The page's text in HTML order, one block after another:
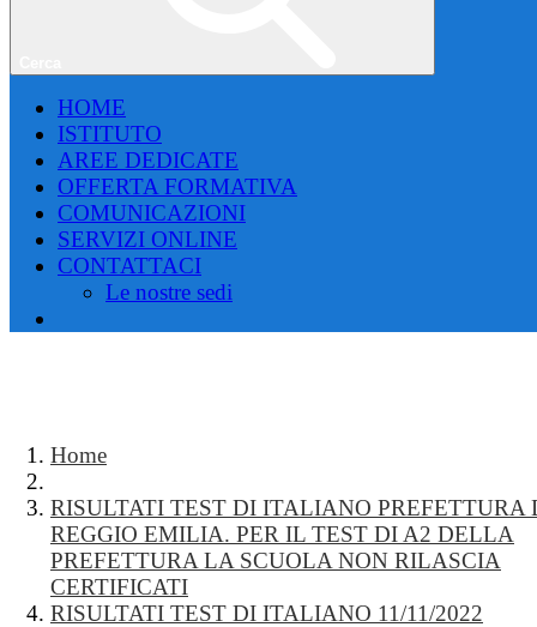
HOME
ISTITUTO
AREE DEDICATE
OFFERTA FORMATIVA
COMUNICAZIONI
SERVIZI ONLINE
CONTATTACI
Le nostre sedi
Home
RISULTATI TEST DI ITALIANO PREFETTURA
REGGIO EMILIA. PER IL TEST DI A2 DELLA
PREFETTURA LA SCUOLA NON RILASCIA
CERTIFICATI
RISULTATI TEST DI ITALIANO 11/11/2022